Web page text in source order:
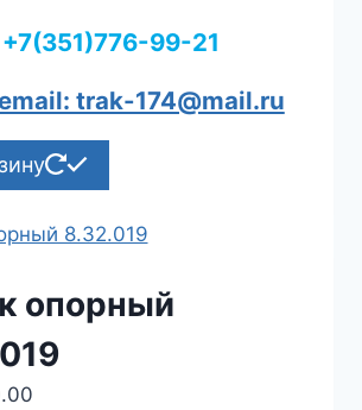
+7(351)776-99-21
trak-174@mail.ru
опорный